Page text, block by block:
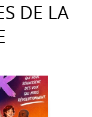
DE LA